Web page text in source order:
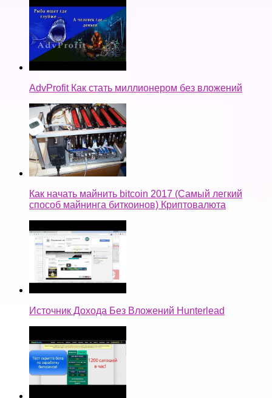
AdvProfit Как стать миллионером без вложений
Как начать майнить bitcoin 2017 (Самый легкий
способ майнинга биткоинов) Криптовалюта
Источник Дохода Без Вложений Hunterlead